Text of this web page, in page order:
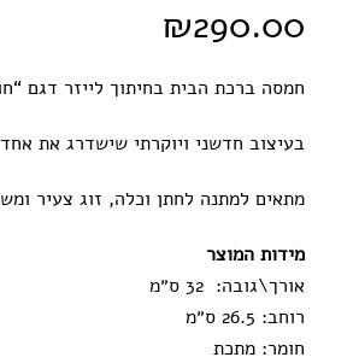
₪290.00
חמסה ברכת הבית בחיתוך לייזר דגם
בעיצוב חדשני ויוקרתי שישדרג את
מתאים למתנה לחתן וכלה, זוג צעיר
מידות המוצר
אורך\גובה:
רוחב: 26.5 ס״מ
חומר: מתכת